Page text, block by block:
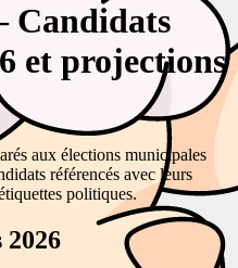
Candidats
et projections
aux élections municipales
référencés avec leurs
politiques.